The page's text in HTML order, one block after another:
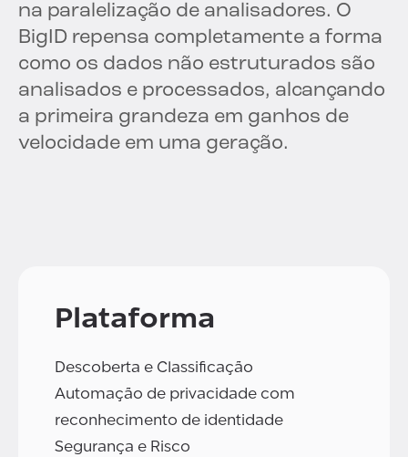
na paralelização de analisadores. O
BigID repensa completamente a forma
como os dados não estruturados são
analisados e processados, alcançando
a primeira grandeza em ganhos de
velocidade em uma geração.
Plataforma
Descoberta e Classificação
Automação de privacidade com
reconhecimento de identidade
Segurança e Risco